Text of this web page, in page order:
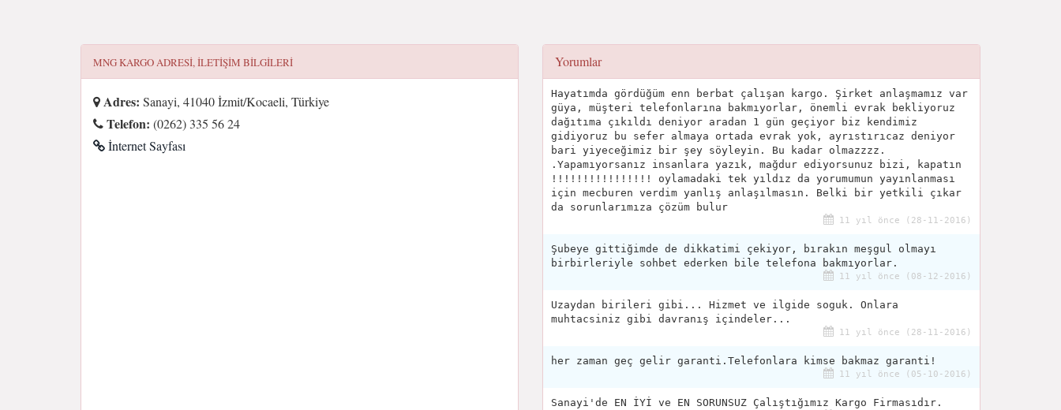
MNG KARGOADRESI, ILETIŞIM BILGILERI
Adres: Sanayi, 41040 İzmit/Kocaeli, Türkiye
Telefon: (0262) 335 56 24
İnternet Sayfası
Yorumlar
Hayatımda gördüğüm enn berbat çalışan kargo. Şirket anlaşmamız var
güya, müşteri telefonlarına bakmıyorlar, önemli evrak bekliyoruz
dağıtıma çıkıldı deniyor aradan 1 gün geçiyor biz kendimiz
gidiyoruz bu sefer almaya ortada evrak yok, ayrıstırıcaz deniyor
bari yiyeceğimiz bir şey söyleyin. Bu kadar olmazzzz.
.Yapamıyorsanız insanlara yazık, mağdur ediyorsunuz bizi, kapatın
!!!!!!!!!!!!!!!! oylamadaki tek yıldız da yorumumun yayınlanması
için mecburen verdim yanlış anlaşılmasın. Belki bir yetkili çıkar
da sorunlarımıza çözüm bulur
11 yıl önce (28-11-2016)
Şubeye gittiğimde de dikkatimi çekiyor, bırakın meşgul olmayı
birbirleriyle sohbet ederken bile telefona bakmıyorlar.
11 yıl önce (08-12-2016)
Uzaydan birileri gibi... Hizmet ve ilgide soguk. Onlara
muhtacsiniz gibi davranış içindeler...
11 yıl önce (28-11-2016)
her zaman geç gelir garanti.Telefonlara kimse bakmaz garanti!
11 yıl önce (05-10-2016)
Sanayi'de EN İYİ ve EN SORUNSUZ Çalıştığımız Kargo Firmasıdır.